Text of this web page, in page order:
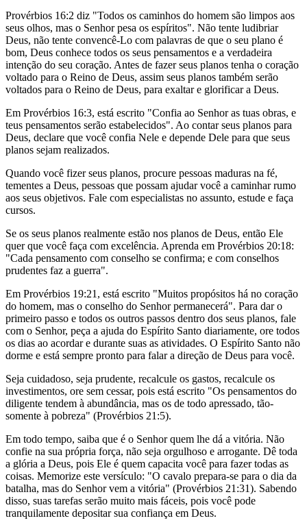
Provérbios 16:2 diz "Todos os caminhos do homem são limpos aos
seus olhos, mas o Senhor pesa os espíritos". Não tente ludibriar
Deus, não tente convencê-Lo com palavras de que o seu plano é
bom, Deus conhece todos os seus pensamentos e a verdadeira
intenção do seu coração. Antes de fazer seus planos tenha o coração
voltado para o Reino de Deus, assim seus planos também serão
voltados para o Reino de Deus, para exaltar e glorificar a Deus.
Em Provérbios 16:3, está escrito "Confia ao Senhor as tuas obras, e
teus pensamentos serão estabelecidos". Ao contar seus planos para
Deus, declare que você confia Nele e depende Dele para que seus
planos sejam realizados.
Quando você fizer seus planos, procure pessoas maduras na fé,
tementes a Deus, pessoas que possam ajudar você a caminhar rumo
aos seus objetivos. Fale com especialistas no assunto, estude e faça
cursos.
Se os seus planos realmente estão nos planos de Deus, então Ele
quer que você faça com excelência. Aprenda em Provérbios 20:18:
"Cada pensamento com conselho se confirma; e com conselhos
prudentes faz a guerra".
Em Provérbios 19:21, está escrito "Muitos propósitos há no coração
do homem, mas o conselho do Senhor permanecerá". Para dar o
primeiro passo e todos os outros passos dentro dos seus planos, fale
com o Senhor, peça a ajuda do Espírito Santo diariamente, ore todos
os dias ao acordar e durante suas as atividades. O Espírito Santo não
dorme e está sempre pronto para falar a direção de Deus para você.
Seja cuidadoso, seja prudente, recalcule os gastos, recalcule os
investimentos, ore sem cessar, pois está escrito "Os pensamentos do
diligente tendem à abundância, mas os de todo apressado, tão-
somente à pobreza" (Provérbios 21:5).
Em todo tempo, saiba que é o Senhor quem lhe dá a vitória. Não
confie na sua própria força, não seja orgulhoso e arrogante. Dê toda
a glória a Deus, pois Ele é quem capacita você para fazer todas as
coisas. Memorize este versículo: "O cavalo prepara-se para o dia da
batalha, mas do Senhor vem a vitória" (Provérbios 21:31). Sabendo
disso, suas tarefas serão muito mais fáceis, pois você pode
tranquilamente depositar sua confiança em Deus.